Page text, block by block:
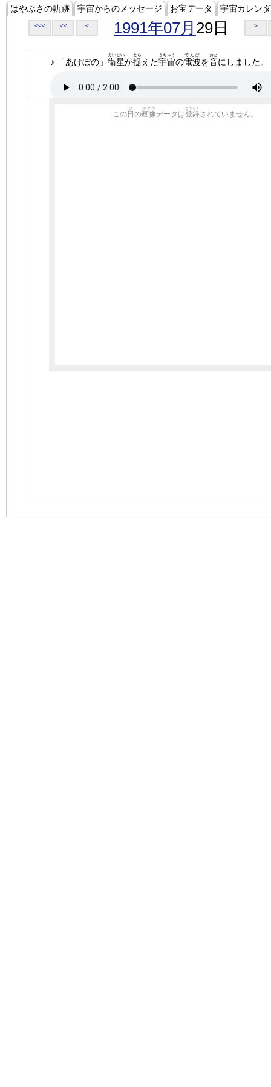
はやぶさの軌跡 宇宙からのメッセージ お宝データ 宇宙カレン
<<< << < 1991年07月 29日 >
♪ 「あけぼの」 衛星
えいせい
が捉
とら
えた宇宙
うちゅう
の電波
でんぱ
を音
おと
にしました。
この 日
ひ
の画像
がぞう
データは登録
とうろく
されていません。